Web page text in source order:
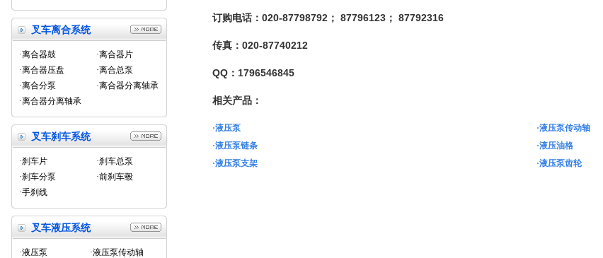
叉车离合系统
·离合器鼓
·离合器片
·离合器压盘
·离合总泵
·离合分泵
·离合器分离轴承
·离合器分离轴承
叉车刹车系统
·刹车片
·刹车总泵
·刹车分泵
·前刹车毂
·手刹线
叉车液压系统
·液压泵
·液压泵传动轴
订购电话：020-87798792； 87796123； 87792316
传真：020-87740212
QQ：1796546845
相关产品：
·液压泵
·液压泵传动轴
·液压泵链条
·液压油格
·液压泵支架
·液压泵齿轮